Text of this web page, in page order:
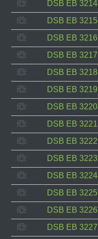
DSB EB 3214
DSB EB 3215
DSB EB 3216
DSB EB 3217
DSB EB 3218
DSB EB 3219
DSB EB 3220
DSB EB 3221
DSB EB 3222
DSB EB 3223
DSB EB 3224
DSB EB 3225
DSB EB 3226
DSB EB 3227